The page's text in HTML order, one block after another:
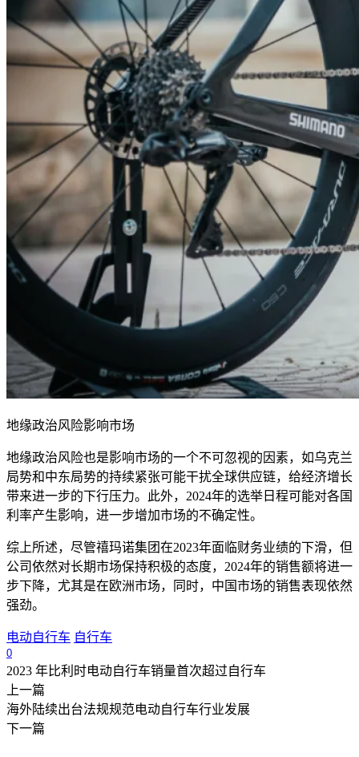
地缘政治风险影响市场
地缘政治风险也是影响市场的一个不可忽视的因素，如乌克兰
局势和中东局势的持续紧张可能干扰全球供应链，给经济增长
带来进一步的下行压力。此外， 2024年的选举日程可能对各国
利率产生影响，进一步增加市场的不确定性。
综上所述，尽管禧玛诺集团在2023年面临财务业绩的下滑，但
公司依然对长期市场保持积极的态度， 2024年的销售额将进一
步下降，尤其是在欧洲市场，同时，中国市场的销售表现依然
强劲。
电动自行车 自行车
0
2023 年比利时电动自行车销量首次超过自行车
上一篇
海外陆续出台法规规范电动自行车行业发展
下一篇